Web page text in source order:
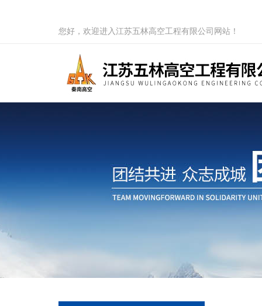
您好，欢迎进入江苏五林高空工程有限公司网站！